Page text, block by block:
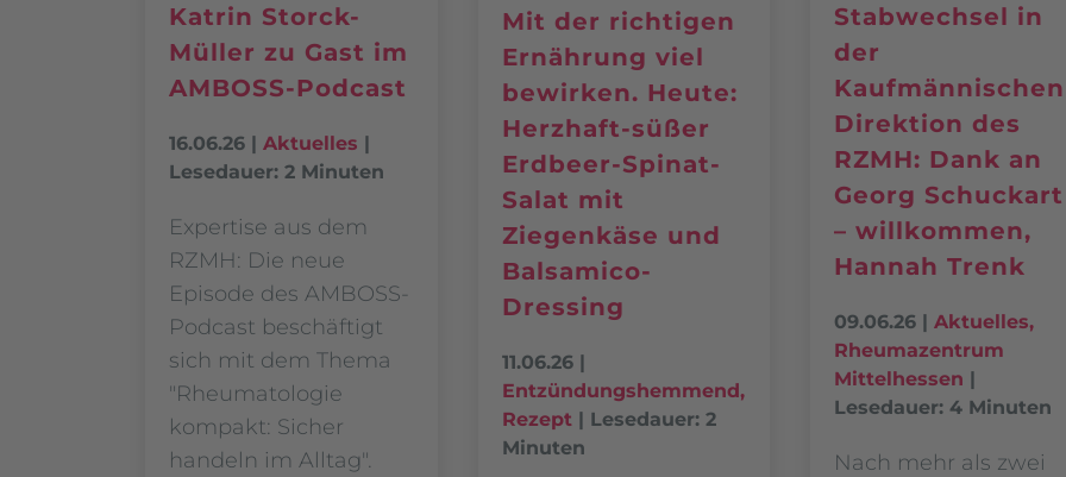
Katrin Storck-
Müller zu Gast im
AMBOSS-Podcast
16.06.26 | Aktuelles |
Lesedauer: 2 Minuten
Expertise aus dem
RZMH: Die neue
Episode des AMBOSS-
Podcast beschäftigt
sich mit dem Thema
"Rheumatologie
kompakt: Sicher
handeln im Alltag".
Mit der richtigen
Ernährung viel
bewirken. Heute:
Herzhaft-süßer
Erdbeer-Spinat-
Salat mit
Ziegenkäse und
Balsamico-
Dressing
11.06.26|
Entzündungshemmend,
Rezept | Lesedauer: 2
Minuten
Stabwechsel in
der
Kaufmännischen
Direktion des
RZMH: Dank an
Georg Schuckart
– willkommen,
Hannah Trenk
09.06.26 |Aktuelles,
Rheumazentrum
Mittelhessen |
Lesedauer: 4 Minuten
Nach mehr als zwei